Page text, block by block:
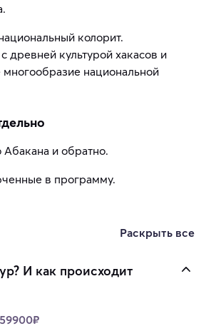
колорит.
древней культурой хакасов и
национальной
и обратно.
в программу.
Раскрыть все
И как происходит
59900₽